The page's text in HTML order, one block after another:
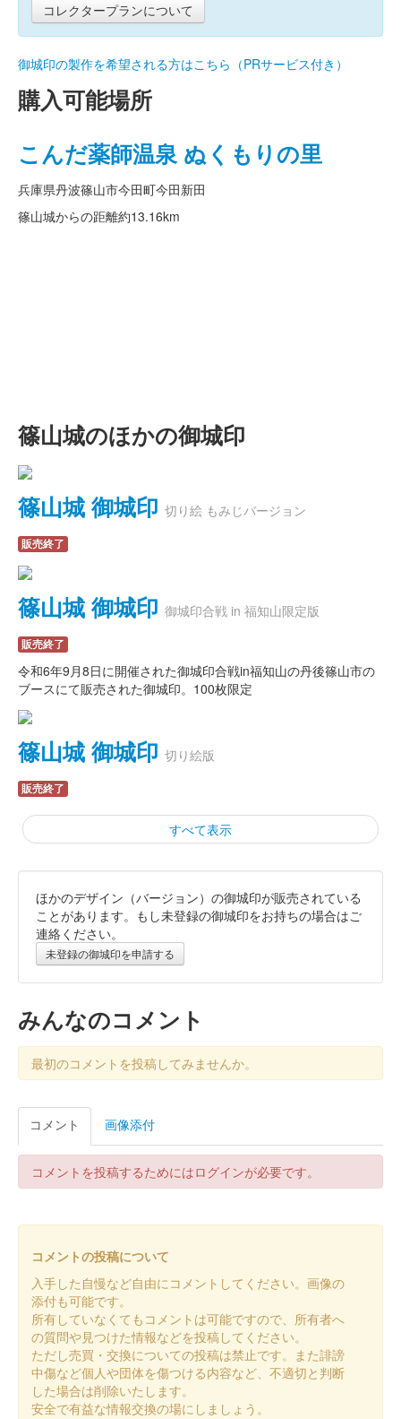
コレクタープランについて
御城印の製作を希望される方はこちら（PRサービス付き）
購入可能場所
こんだ薬師温泉 ぬくもりの里
兵庫県丹波篠山市今田町今田新田
篠山城からの距離約13.16km
篠山城のほかの御城印
篠山城 御城印 切り絵 もみじバージョン
販売終了
篠山城 御城印 御城印合戦 in 福知山限定版
販売終了
令和6年9月8日に開催された御城印合戦in福知山の丹後篠山市の
ブースにて販売された御城印。100枚限定
篠山城 御城印 切り絵版
販売終了
すべて表示
篠山城 御城印 プレミアム版
鳥の子紙を使用して「篠山城」の文字を金箔で捺した御城印。
篠山城 御城印
篠山城 御城印
兵庫県立篠山鳳鳴高等学校書道部の生徒による揮毫。初回限定版
は限定500枚のみ販売された。
篠山城 御城印 あいさき ちぃ。 × まるいの × まめり
んコラボ
丹波地方を中心に活動しているご当地VTuber「あいさき ち
ぃ。」と丹波篠山市公式マスコットキャラクターの「まるいの」
と「まめりん」とのコラボ御城印。「第16回いざ出陣！篠山城戦
国祭」の開催日に合わせ……
ほかのデザイン（バージョン）の御城印が販売されている
ことがあります。もし未登録の御城印をお持ちの場合はご
連絡ください。
未登録の御城印を申請する
みんなのコメント
最初のコメントを投稿してみませんか。
コメント 画像添付
コメントを投稿するためにはログインが必要です。
コメントの投稿について
入手した自慢など自由にコメントしてください。画像の
添付も可能です。
所有していなくてもコメントは可能ですので、所有者へ
の質問や見つけた情報などを投稿してください。
ただし売買・交換についての投稿は禁止です。また誹謗
中傷など個人や団体を傷つける内容など、不適切と判断
した場合は削除いたします。
安全で有益な情報交換の場にしましょう。